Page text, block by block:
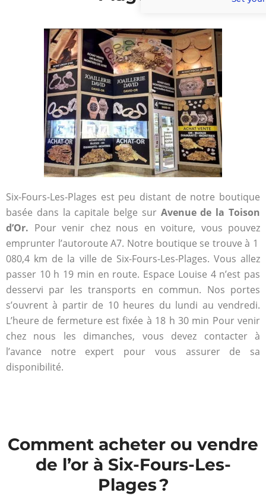
Six-Fours-Les-Plages est peu distant de notre boutique
basée dans la capitale belge surAvenue de la Toison
d’Or. Pour venir chez nous en voiture, vous pouvez
emprunter l’autoroute A7. Notre boutique se trouve à 1
080,4 km de la ville de Six-Fours-Les-Plages. Vous allez
passer 10 h 19 min en route. Espace Louise 4 n’est pas
desservi par les transports en commun. Nos portes
s’ouvrent à partir de 10 heures du lundi au vendredi.
L’heure de fermeture est fixée à 18 h 30 min Pour venir
chez nous les dimanches, vous devez contacter à
l’avance notre expert pour vous assurer de sa
disponibilité.
Comment acheter ou vendre
de l’or à Six-Fours-Les-
Plages ?